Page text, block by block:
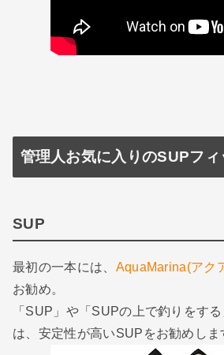
管理人お気に入りのSUPフ
SUP
最初の一本には、 AquaMarina(アク
お勧め。
「SUP」や「SUPの上で釣りをす
は、安定性が高いSUPをお勧めしま